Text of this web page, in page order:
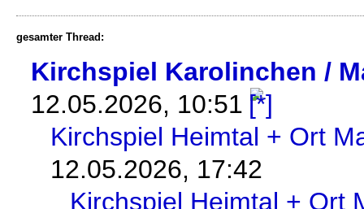
gesamter Thread:
Kirchspiel Karolinchen /
12.05.2026, 10:51
Kirchspiel Heimtal + Ort
12.05.2026, 17:42
Kirchspiel Heimtal + Ort